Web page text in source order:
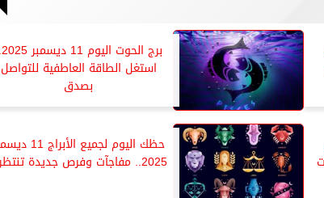
برج
استغل الطاقة العاطفية للتواصل
بصدق
حظك اليوم لجميع
2025.. مفاجآت وفرص جديدة تنتظرك